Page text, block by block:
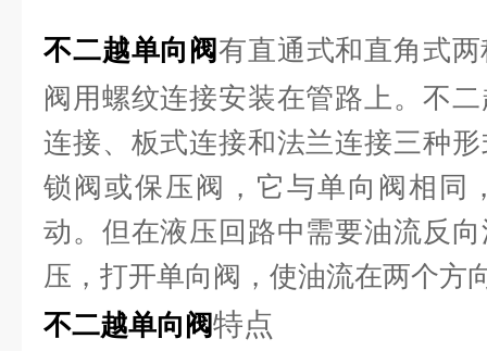
不二越单向阀有直通式和直角式
阀用螺纹连接安装在管路上。不
连接、板式连接和法兰连接三种
锁阀或保压阀，它与单向阀相同
动。但在液压回路中需要油流反
压，打开单向阀，使油流在两个方
不二越单向阀特点